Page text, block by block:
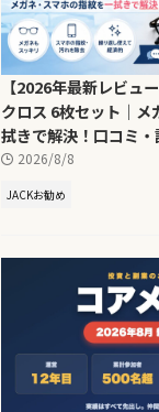
【2026年最新レビュ
クロス 6枚セット｜
拭きで解決！口コミ
2026/8/8
JACKお勧め